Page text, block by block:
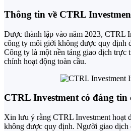
Thông tin về CTRL
Được thành lập vào năm 2023, CTRL
công ty môi giới không được quy định
Công ty là một nền tảng giao dịch trực
chính hoạt động toàn cầu.
CTRL Investment có đáng tin
Xin lưu ý rằng CTRL Investment hoạt
không được quy định. Người giao dịch